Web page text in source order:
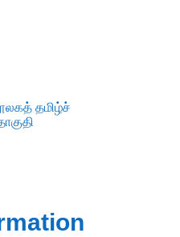
தமிழ்ச்